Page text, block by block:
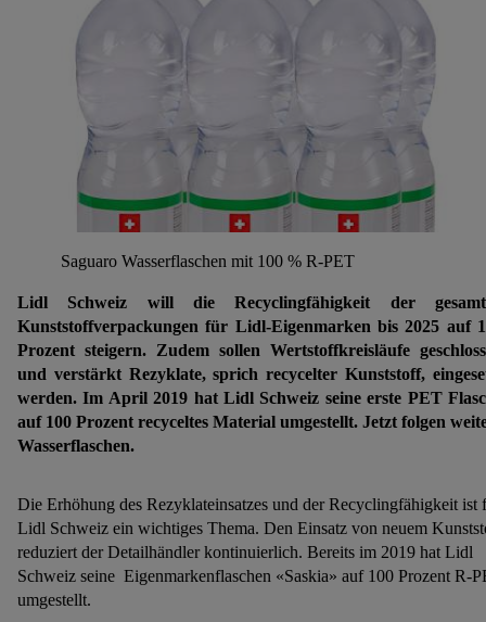
Saguaro Wasserflaschen mit 100 % R-PET
Lidl Schweiz will die Recyclingfähigkeit der
Kunststoffverpackungen für Lidl-Eigenmarken bis 2025 auf
Prozent steigern. Zudem sollen Wertstoffkreisläufe
und verstärkt Rezyklate, sprich recycelter Kunststoff,
werden. Im April 2019 hat Lidl Schweiz seine erste PET
auf 100 Prozent recyceltes Material umgestellt. Jetzt folgen
Wasserflaschen.
Die Erhöhung des Rezyklateinsatzes und der Recyclingfähigkeit ist
Lidl Schweiz ein wichtiges Thema. Den Einsatz von neuem
reduziert der Detailhändler kontinuierlich. Bereits im 2019 hat Lidl
Schweiz seine Eigenmarkenflaschen «Saskia» auf 100 Prozent R-
umgestellt.